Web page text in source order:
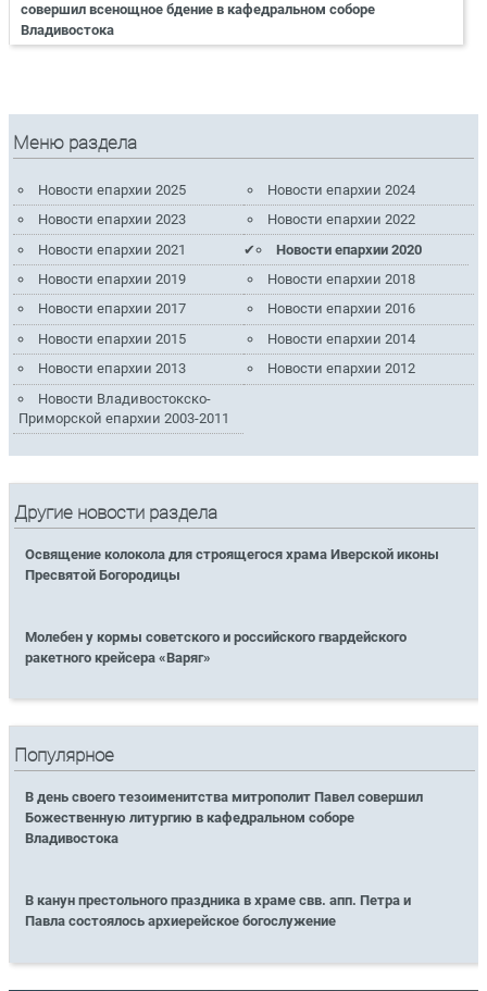
совершил всенощное бдение в кафедральном соборе
Владивостока
Меню раздела
Новости епархии 2025
Новости епархии 2024
Новости епархии 2023
Новости епархии 2022
Новости епархии 2021
Новости епархии 2020
Новости епархии 2019
Новости епархии 2018
Новости епархии 2017
Новости епархии 2016
Новости епархии 2015
Новости епархии 2014
Новости епархии 2013
Новости епархии 2012
Новости Владивостокско-
Приморской епархии 2003-2011
Другие новости раздела
Освящение колокола для строящегося храма Иверской иконы
Пресвятой Богородицы
Молебен у кормы советского и российского гвардейского
ракетного крейсера «Варяг»
Популярное
В день своего тезоименитства митрополит Павел совершил
Божественную литургию в кафедральном соборе
Владивостока
В канун престольного праздника в храме свв. апп. Петра и
Павла состоялось архиерейское богослужение